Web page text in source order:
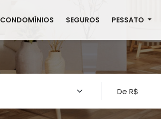
CONDOMÍNIOS SEGUROS PESSATO